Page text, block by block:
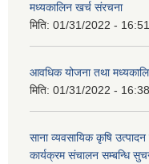
मध्यकालिन खर्च संरचना
मिति: 01/31/2022 - 16:51
आवधिक योजना तथा
मिति: 01/31/2022 - 16:38
साना व्यवसायिक कृषि
कार्यक्रम संचालन सम्बन्धि